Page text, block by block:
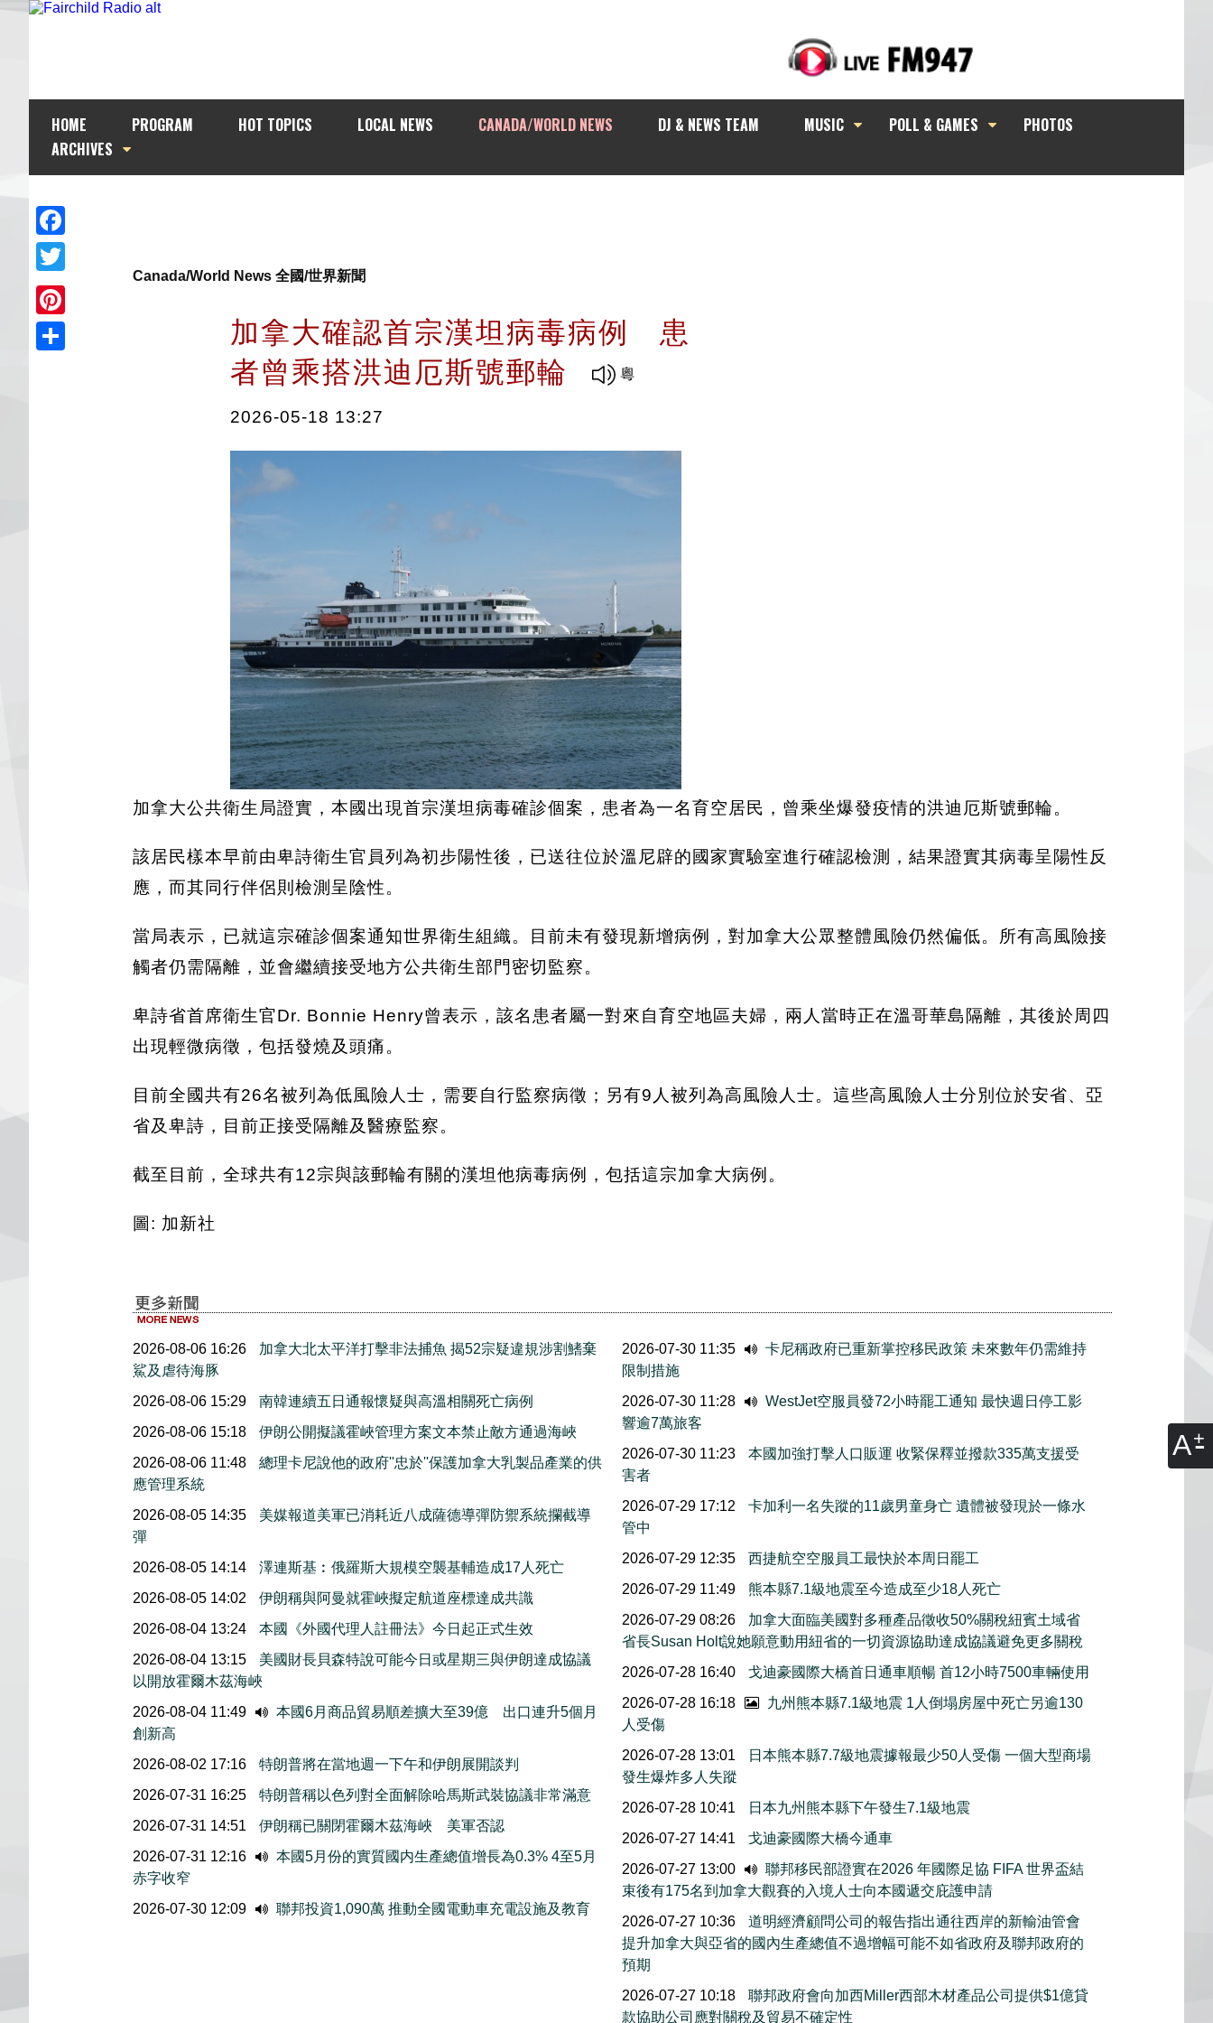
A
HOME PROGRAM HOT TOPICS LOCAL NEWS CANADA/WORLD NEWS DJ & NEWS TEAM MUSIC POLL & GAMES
PHOTOS
ARCHIVES
Facebook
Twitter
Pinterest
Canada/World News 全國/世界新聞
加拿大確認首宗漢坦病毒病例 患
者曾乘搭洪迪厄斯號郵輪
2026-05-18 13:27
加拿大公共衛生局證實，本國出現首宗漢坦病毒確診個案，患者為一名育空居民，曾乘坐爆發疫情的洪迪厄斯號郵輪。
該居民樣本早前由卑詩衛生官員列為初步陽性後，已送往位於溫尼辟的國家實驗室進行確認檢測，結果證實其病毒呈陽性反
應，而其同行伴侶則檢測呈陰性。
當局表示，已就這宗確診個案通知世界衛生組織。目前未有發現新增病例，對加拿大公眾整體風險仍然偏低。所有高風險接
觸者仍需隔離，並會繼續接受地方公共衛生部門密切監察。
卑詩省首席衛生官Dr. Bonnie Henry曾表示，該名患者屬一對來自育空地區夫婦，兩人當時正在溫哥華島隔離，其後於周四
出現輕微病徵，包括發燒及頭痛。
目前全國共有26名被列為低風險人士，需要自行監察病徵；另有9人被列為高風險人士。這些高風險人士分別位於安省、亞
省及卑詩，目前正接受隔離及醫療監察。
截至目前，全球共有12宗與該郵輪有關的漢坦他病毒病例，包括這宗加拿大病例。
圖: 加新社
2026-08-06 16:26
加拿大北太平洋打擊非法捕魚 揭52宗疑違規涉割鰭棄
鯊及虐待海豚
2026-08-06 15:29
南韓連續五日通報懷疑與高溫相關死亡病例
2026-08-06 15:18
伊朗公開擬議霍峽管理方案文本禁止敵方通過海峽
2026-08-06 11:48
總理卡尼說他的政府''忠於''保護加拿大乳製品產業的供
應管理系統
2026-08-05 14:35
美媒報道美軍已消耗近八成薩德導彈防禦系統攔截導
彈
2026-08-05 14:14
澤連斯基︰俄羅斯大規模空襲基輔造成17人死亡
2026-08-05 14:02
伊朗稱與阿曼就霍峽擬定航道座標達成共識
2026-08-04 13:24
本國《外國代理人註冊法》今日起正式生效
2026-08-04 13:15
美國財長貝森特說可能今日或星期三與伊朗達成協議
以開放霍爾木茲海峽
2026-08-04 11:49
本國6月商品貿易順差擴大至39億 出口連升5個月
創新高
2026-08-02 17:16
特朗普將在當地週一下午和伊朗展開談判
2026-07-31 16:25
特朗普稱以色列對全面解除哈馬斯武裝協議非常滿意
2026-07-31 14:51
伊朗稱已關閉霍爾木茲海峽 美軍否認
2026-07-31 12:16
本國5月份的實質國内生產總值增長為0.3% 4至5月
赤字收窄
2026-07-30 12:09
聯邦投資1,090萬 推動全國電動車充電設施及教育
2026-07-30 11:35
卡尼稱政府已重新掌控移民政策 未來數年仍需維持
限制措施
2026-07-30 11:28
WestJet空服員發72小時罷工通知 最快週日停工影
響逾7萬旅客
2026-07-30 11:23
本國加強打擊人口販運 收緊保釋並撥款335萬支援受
害者
2026-07-29 17:12
卡加利一名失蹤的11歲男童身亡 遺體被發現於一條水
管中
2026-07-29 12:35
西捷航空空服員工最快於本周日罷工
2026-07-29 11:49
熊本縣7.1級地震至今造成至少18人死亡
2026-07-29 08:26
加拿大面臨美國對多種產品徵收50%關稅紐賓土域省
省長Susan Holt說她願意動用紐省的一切資源協助達成協議避免更多關稅
2026-07-28 16:40
戈迪豪國際大橋首日通車順暢 首12小時7500車輛使用
2026-07-28 16:18
九州熊本縣7.1級地震 1人倒塌房屋中死亡另逾130
人受傷
2026-07-28 13:01
日本熊本縣7.7級地震據報最少50人受傷 一個大型商場
發生爆炸多人失蹤
2026-07-28 10:41
日本九州熊本縣下午發生7.1級地震
2026-07-27 14:41
戈迪豪國際大橋今通車
2026-07-27 13:00
聯邦移民部證實在2026 年國際足協 FIFA 世界盃結
束後有175名到加拿大觀賽的入境人士向本國遞交庇護申請
2026-07-27 10:36
道明經濟顧問公司的報告指出通往西岸的新輸油管會
提升加拿大與亞省的國內生產總值不過增幅可能不如省政府及聯邦政府的
預期
2026-07-27 10:18
聯邦政府會向加西Miller西部木材產品公司提供$1億貸
款協助公司應對關稅及貿易不確定性